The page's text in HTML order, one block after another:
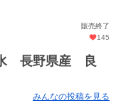
販売終了
145
長野県産 良
みんなの投稿を見る